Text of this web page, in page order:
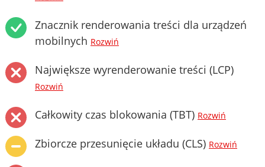
Znacznik renderowania treści dla urządzeń
mobilnych Rozwiń
Największe wyrenderowanie treści (LCP)
Rozwiń
Całkowity czas blokowania (TBT) Rozwiń
Zbiorcze przesunięcie układu (CLS) Rozwiń